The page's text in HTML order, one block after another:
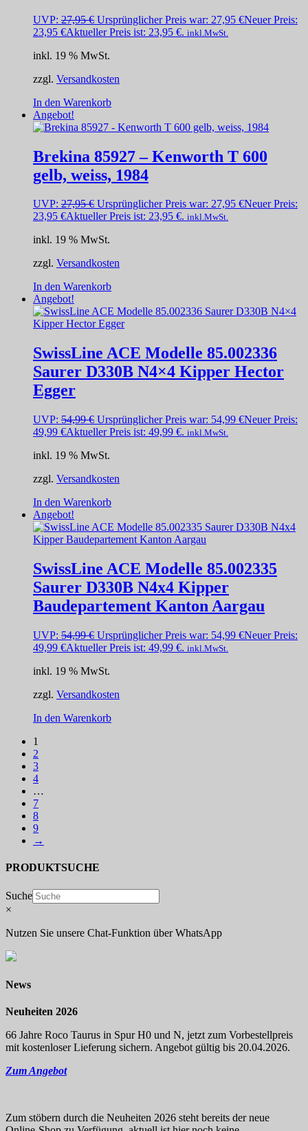
UVP: 27,95€ Ursprünglicher Preis war: 27,95 €Neuer Preis:
23,95 €Aktueller Preis ist: 23,95 €. inkl.MwSt.
inkl. 19 % MwSt.
zzgl. Versandkosten
In den Warenkorb
Angebot!
Brekina 85927 – Kenworth T 600
gelb, weiss, 1984
UVP: 27,95€ Ursprünglicher Preis war: 27,95 €Neuer Preis:
23,95 €Aktueller Preis ist: 23,95 €. inkl.MwSt.
inkl. 19 % MwSt.
zzgl. Versandkosten
In den Warenkorb
Angebot!
SwissLine ACE Modelle 85.002336
Saurer D330B N4×4 Kipper Hector
Egger
UVP: 54,99€ Ursprünglicher Preis war: 54,99 €Neuer Preis:
49,99 €Aktueller Preis ist: 49,99 €. inkl.MwSt.
inkl. 19 % MwSt.
zzgl. Versandkosten
In den Warenkorb
Angebot!
SwissLine ACE Modelle 85.002335
Saurer D330B N4x4 Kipper
Baudepartement Kanton Aargau
UVP: 54,99€ Ursprünglicher Preis war: 54,99 €Neuer Preis:
49,99 €Aktueller Preis ist: 49,99 €. inkl.MwSt.
inkl. 19 % MwSt.
zzgl. Versandkosten
In den Warenkorb
1
2
3
4
…
7
8
9
→
PRODUKTSUCHE
Suche
×
Nutzen Sie unsere Chat-Funktion über WhatsApp
News
Neuheiten 2026
66 Jahre Roco Taurus in Spur H0 und N, jetzt zum Vorbestellpreis
mit kostenloser Lieferung sichern. Angebot gültig bis 20.04.2026.
Zum Angebot
Zum stöbern durch die Neuheiten 2026 steht bereits der neue